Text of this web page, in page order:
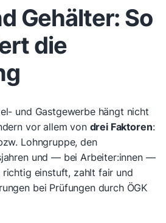
Gehälter: So
die
und Gastgewerbe hängt nicht
vor allem von drei Faktoren:
Lohngruppe, den
und — bei Arbeiter:innen —
richtig einstuft, zahlt fair und
bei Prüfungen durch ÖGK